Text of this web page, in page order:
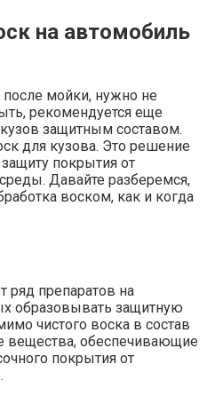
на автомобиль
мойки, нужно не
рекомендуется еще
защитным составом.
для кузова. Это решение
покрытия от
Давайте разберемся,
воском, как и когда
препаратов на
образовывать защитную
чистого воска в состав
вещества, обеспечивающие
покрытия от